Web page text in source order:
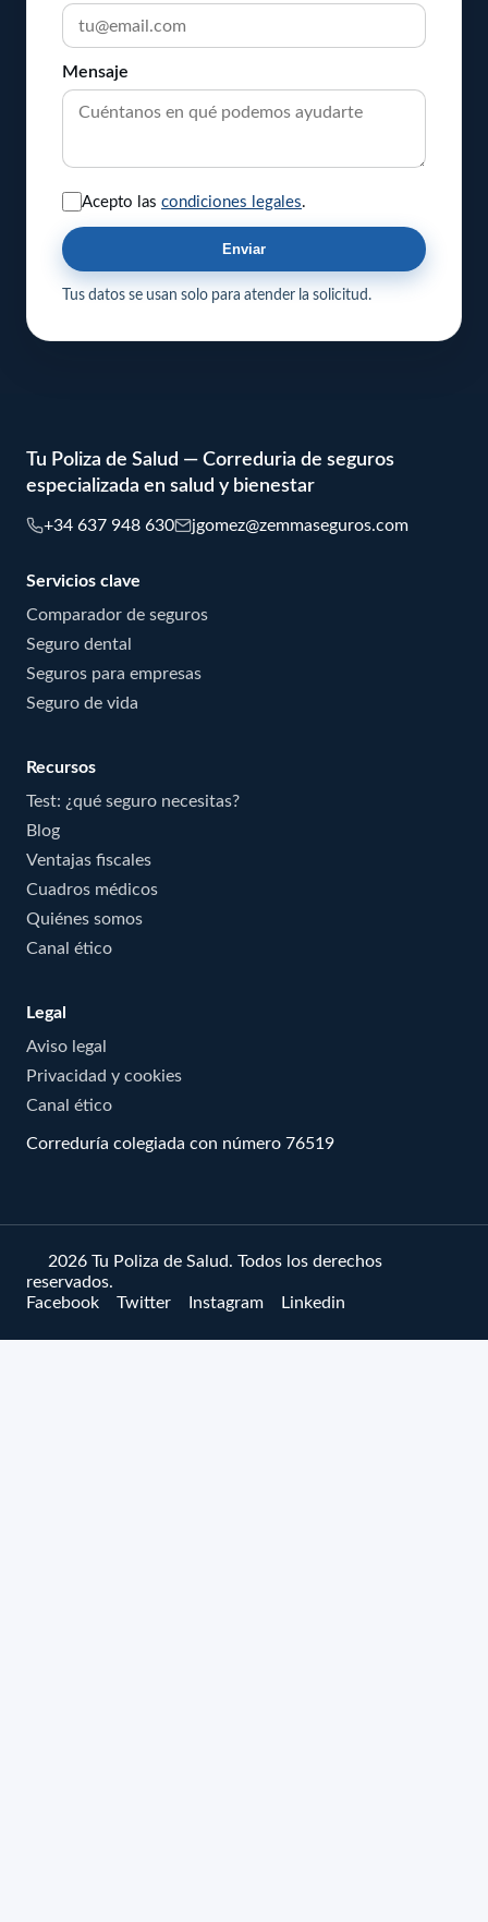
Mensaje
Acepto las condiciones legales
Enviar
Tus datos se usan solo para atender la solicitud.
Tu Poliza de Salud — Correduria de seguros
especializada en salud y bienestar
+34 637 948 630 jgomez@zemmaseguros.com
Servicios clave
Comparador de seguros
Seguro dental
Seguros para empresas
Seguro de vida
Recursos
Test: ¿qué seguro necesitas?
Blog
Ventajas fiscales
Cuadros médicos
Quiénes somos
Canal ético
Legal
Aviso legal
Privacidad y cookies
Canal ético
Correduría colegiada con número 76519
© 2026 Tu Poliza de Salud. Todos los derechos
reservados.
Facebook
Twitter Instagram Linkedin